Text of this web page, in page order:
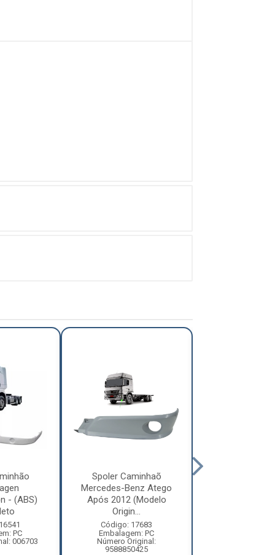
- (ABS)
PC
006703
Spoler Caminhaõ
Mercedes-Benz Atego
Após 2012 (Modelo
Origin...
Código: 17683
Embalagem: PC
Número Original:
9588850425